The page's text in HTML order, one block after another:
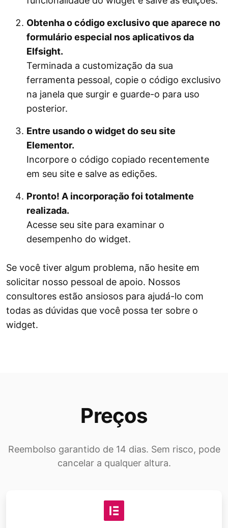
Obtenha o código exclusivo que aparece no
formulário especial nos aplicativos da
Elfsight.
Terminada a customização da sua
ferramenta pessoal, copie o código exclusivo
na janela que surgir e guarde-o para uso
posterior.
Entre usando o widget do seu site
Elementor.
Incorpore o código copiado recentemente
em seu site e salve as edições.
Pronto! A incorporação foi totalmente
realizada.
Acesse seu site para examinar o
desempenho do widget.
Se você tiver algum problema, não hesite em
solicitar nosso pessoal de apoio. Nossos
consultores estão ansiosos para ajudá-lo com
todas as dúvidas que você possa ter sobre o
widget.
Preços
Reembolso garantido de 14 dias. Sem risco, pode
cancelar a qualquer altura.